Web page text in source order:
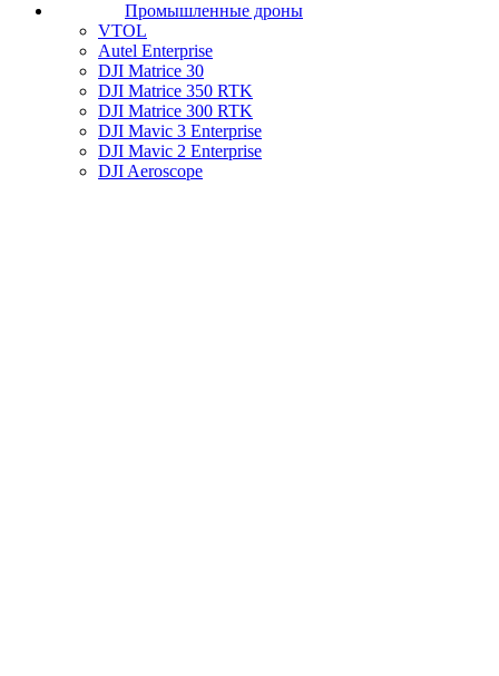
Промышленные дроны
VTOL
Autel Enterprise
DJI Matrice 30
DJI Matrice 350 RTK
DJI Matrice 300 RTK
DJI Mavic 3 Enterprise
DJI Mavic 2 Enterprise
DJI Aeroscope